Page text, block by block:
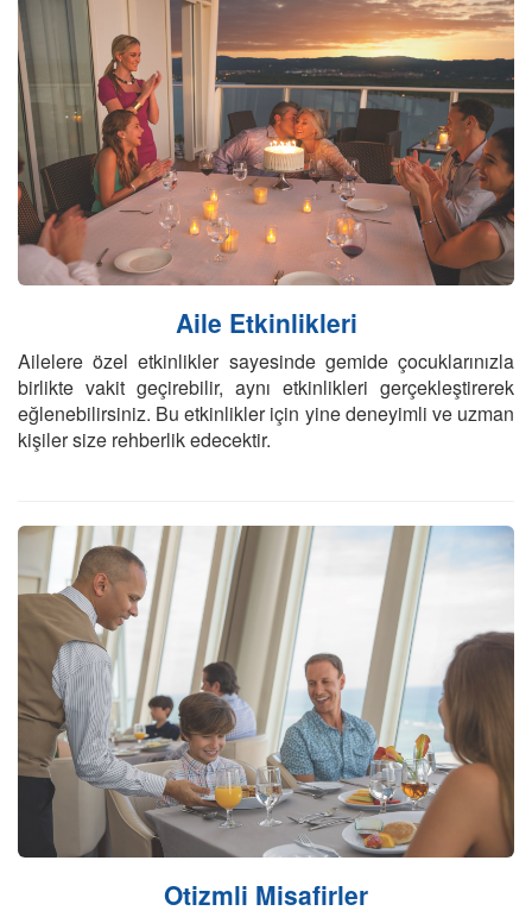
Cruise Hakkında
Aile Etkinlikleri
Ailelere özel etkinlikler sayesinde gemide çocuklarınızla
birlikte vakit geçirebilir, aynı etkinlikleri gerçekleştirerek
eğlenebilirsiniz. Bu etkinlikler için yine deneyimli ve uzman
kişiler size rehberlik edecektir.
Otizmli Misafirler